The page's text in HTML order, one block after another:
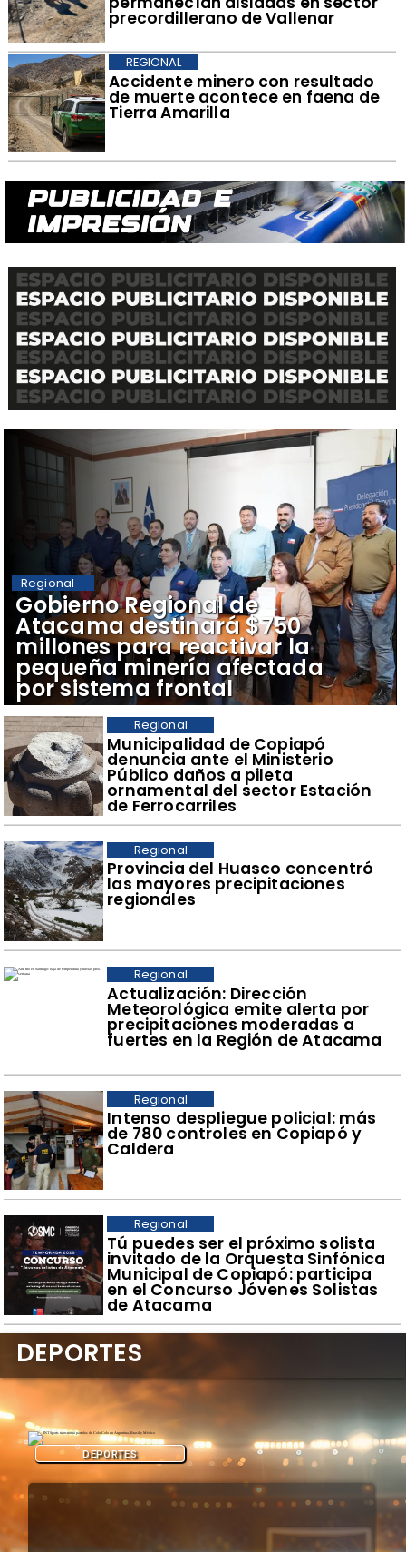
precordillerano de Vallenar
Accidente minero con resultado
de muerte acontece en faena de
Tierra Amarilla
REGIONAL
Municipalidad de Copiapó
denuncia ante el Ministerio
Público daños a pileta
ornamental del sector Estación
de Ferrocarriles
Regional
Provincia del Huasco concentró
las mayores precipitaciones
regionales
Regional
Actualización: Dirección
Meteorológica emite alerta por
precipitaciones moderadas a
fuertes en la Región de Atacama
Regional
Intenso despliegue policial: más
de 780 controles en Copiapó y
Caldera
Regional
Tú puedes ser el próximo solista
invitado de la Orquesta Sinfónica
Municipal de Copiapó: participa
en el Concurso Jóvenes Solistas
de Atacama
Regional
Gobierno Regional de
Atacama destinará $750
millones para reactivar la
pequeña minería afectada
por sistema frontal
Regional
DEPORTES
DEPORTES